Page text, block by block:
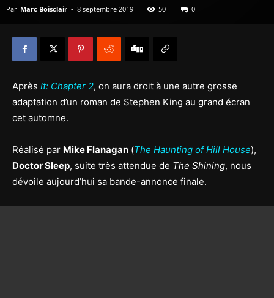
Par Marc Boisclair - 8 septembre 2019 50 0
Après It: Chapter 2, on aura droit à une autre grosse
adaptation d’un roman de Stephen King au grand écran
cet automne.
Réalisé par Mike Flanagan (The Haunting of Hill House),
Doctor Sleep, suite très attendue de The Shining, nous
dévoile aujourd’hui sa bande-annonce finale.